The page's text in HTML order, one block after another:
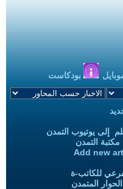
بودكاست
إلى يوتيوب التمدن
التمدن
Add new
للكاتب-ة
المتمدن